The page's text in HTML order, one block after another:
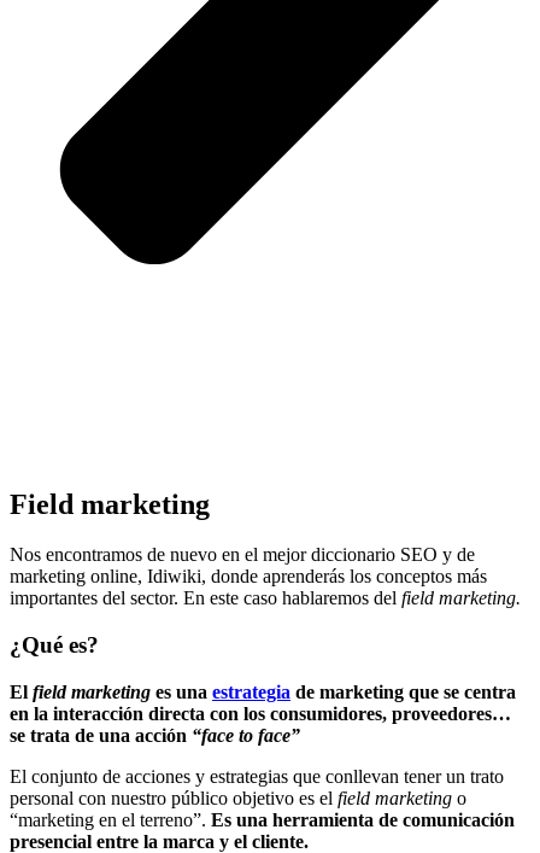
Field marketing
Nos encontramos de nuevo en el mejor diccionario SEO y de
marketing online, Idiwiki, donde aprenderás los conceptos más
importantes del sector. En este caso hablaremos del field marketing.
¿Qué es?
El field marketing es una estrategia de marketing que se centra
en la interacción directa con los consumidores, proveedores…
se trata de una acción “face to face”
El conjunto de acciones y estrategias que conllevan tener un trato
personal con nuestro público objetivo es el field marketing o
“marketing en el terreno”. Es una herramienta de comunicación
presencial entre la marca y el cliente.